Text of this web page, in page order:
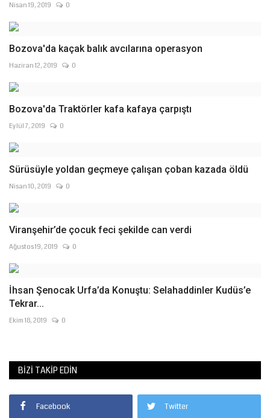
Nisan 19, 2019 0
Bozova'da kaçak balık avcılarına operasyon
Haziran 12, 2019 0
Bozova'da Traktörler kafa kafaya çarpıştı
Eylül 7, 2019 0
Sürüsüyle yoldan geçmeye çalışan çoban kazada öldü
Nisan 10, 2019 0
Viranşehir’de çocuk feci şekilde can verdi
Ağustos 19, 2019 0
İhsan Şenocak Urfa’da Konuştu: Selahaddinler Kudüs’e
Tekrar...
Ekim 18, 2019 0
BIZI TAKIP EDIN
Facebook Twitter